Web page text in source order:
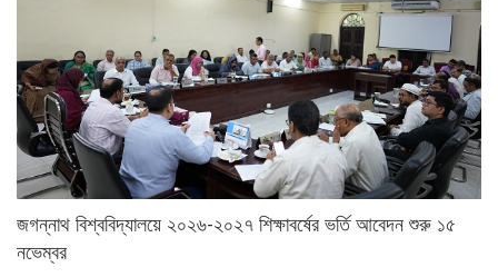
জগন্নাথ বিশ্ববিদ্যালয়ে ২০২৬-২০২৭ শিক্ষাবর্ষের ভর্তি আবেদন শুরু ১৫
নভেম্বর